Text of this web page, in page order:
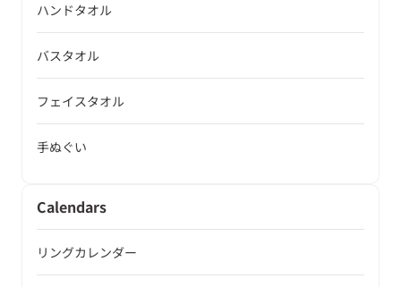
ハンドタオル
バスタオル
フェイスタオル
手ぬぐい
Calendars
リングカレンダー